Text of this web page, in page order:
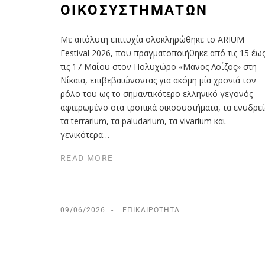
ΟΙΚΟΣΥΣΤΗΜΆΤΩΝ
Με απόλυτη επιτυχία ολοκληρώθηκε το ARIUM
Festival 2026, που πραγματοποιήθηκε από τις 15 έως
τις 17 Μαΐου στον Πολυχώρο «Μάνος Λοΐζος» στη
Νίκαια, επιβεβαιώνοντας για ακόμη μία χρονιά τον
ρόλο του ως το σημαντικότερο ελληνικό γεγονός
αφιερωμένο στα τροπικά οικοσυστήματα, τα
τα terrarium, τα paludarium, τα vivarium και
γενικότερα…
READ MORE
09/06/2026 ΕΠΙΚΑΙΡΌΤΗΤΑ